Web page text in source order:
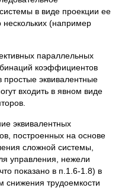
в виде проекции ее
нескольких (например
параллельных
коэффициентов
простые эквивалентные
входить в явном виде
эквивалентных
построенных на основе
сложной системы,
управления, нежели
показано в п.1.6-1.8) в
снижения трудоемкости